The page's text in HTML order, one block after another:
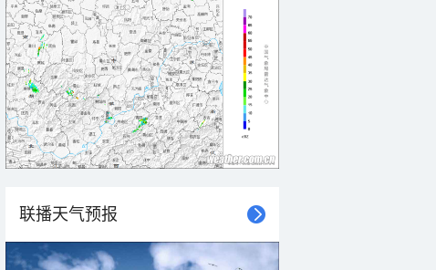
联播天气预报